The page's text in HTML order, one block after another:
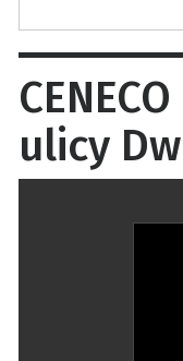
ulicy